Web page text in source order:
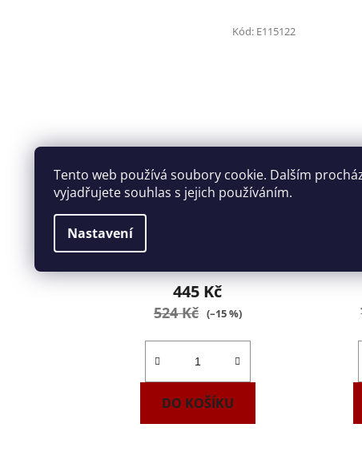
Tento web používá soubory cookie. Dalším
vyjadřujete souhlas s jejich používáním.
Nastavení
Pila na kov s revolverovou
445 Kč
524 Kč (–15 %)
DO KOŠÍKU
Kód: E115122